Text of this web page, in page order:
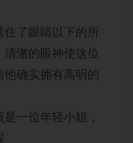
住了眼睛以下的所
澈的眼神使这位
确实拥有高明的
一位年轻小姐，